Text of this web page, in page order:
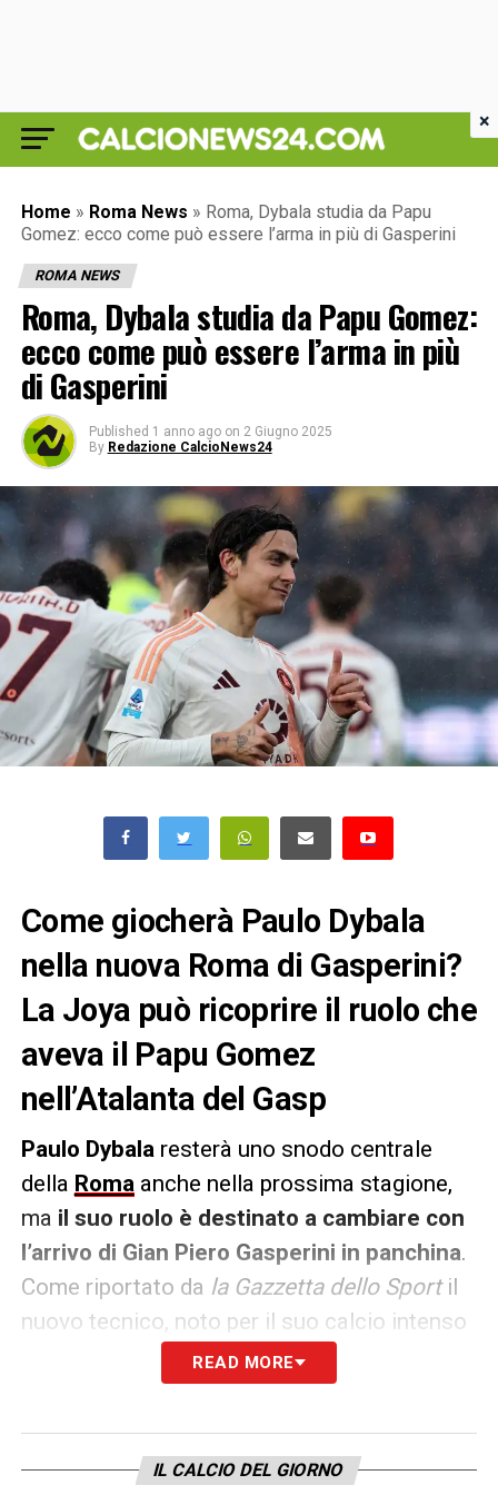
Home » Roma News » Roma, Dybala studia da Papu
Gomez: ecco come può essere l’arma in più di Gasperini
ROMA NEWS
Roma, Dybala studia da Papu Gomez:
ecco come può essere l’arma in più
di Gasperini
Published 1 anno ago on 2 Giugno 2025
By Redazione CalcioNews24
Come giocherà Paulo Dybala
nella nuova Roma di Gasperini?
La Joya può ricoprire il ruolo che
aveva il Papu Gomez
nell’Atalanta del Gasp
Paulo Dybala resterà uno snodo centrale
della Roma anche nella prossima stagione,
ma il suo ruolo è destinato a cambiare con
l’arrivo di Gian Piero Gasperini in panchina.
Come riportato da la Gazzetta dello Sportil
nuovo tecnico, noto per il suo calcio intenso
e fisico, dovrà trovare il modo di valorizzare
il talento dell’argentino pur adattandolo al
richiesto dai moduli gasperiniani mal si
READ MORE
IL CALCIO DEL GIORNO
×